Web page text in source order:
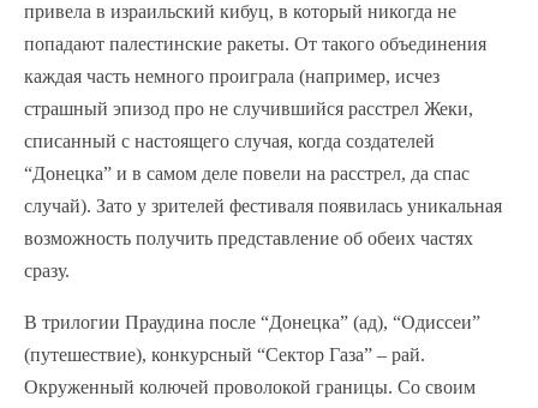
привела в израильский кибуц, в который никогда не
попадают палестинские ракеты. От такого объединения
каждая часть немного проиграла (например, исчез
страшный эпизод про не случившийся расстрел Жеки,
списанный с настоящего случая, когда создателей
“Донецка” и в самом деле повели на расстрел, да спас
случай). Зато у зрителей фестиваля появилась уникальная
возможность получить представление об обеих частях
сразу.
В трилогии Праудина после “Донецка” (ад), “Одиссеи”
(путешествие), конкурсный “Сектор Газа” – рай.
Окруженный колючей проволокой границы. Со своим